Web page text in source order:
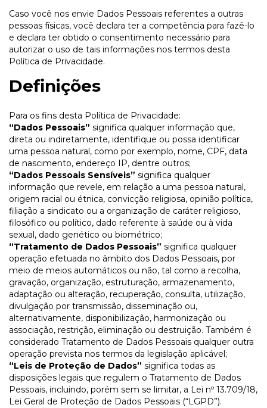
Caso você nos envie Dados Pessoais referentes a outras
pessoas físicas, você declara ter a competência para fazê-lo
e declara ter obtido o consentimento necessário para
autorizar o uso de tais informações nos termos desta
Política de Privacidade.
Definições
Para os fins desta Política de Privacidade:
“Dados Pessoais” significa qualquer informação que,
direta ou indiretamente, identifique ou possa identificar
uma pessoa natural, como por exemplo, nome, CPF, data
de nascimento, endereço IP, dentre outros;
“Dados Pessoais Sensíveis” significa qualquer
informação que revele, em relação a uma pessoa natural,
origem racial ou étnica, convicção religiosa, opinião política,
filiação a sindicato ou a organização de caráter religioso,
filosófico ou político, dado referente à saúde ou à vida
sexual, dado genético ou biométrico;
“Tratamento de Dados Pessoais” significa qualquer
operação efetuada no âmbito dos Dados Pessoais, por
meio de meios automáticos ou não, tal como a recolha,
gravação, organização, estruturação, armazenamento,
adaptação ou alteração, recuperação, consulta, utilização,
divulgação por transmissão, disseminação ou,
alternativamente, disponibilização, harmonização ou
associação, restrição, eliminação ou destruição. Também é
considerado Tratamento de Dados Pessoais qualquer outra
operação prevista nos termos da legislação aplicável;
“Leis de Proteção de Dados” significa todas as
disposições legais que regulem o Tratamento de Dados
Pessoais, incluindo, porém sem se limitar, a Lei nº 13.709/18,
Lei Geral de Proteção de Dados Pessoais (“LGPD”).